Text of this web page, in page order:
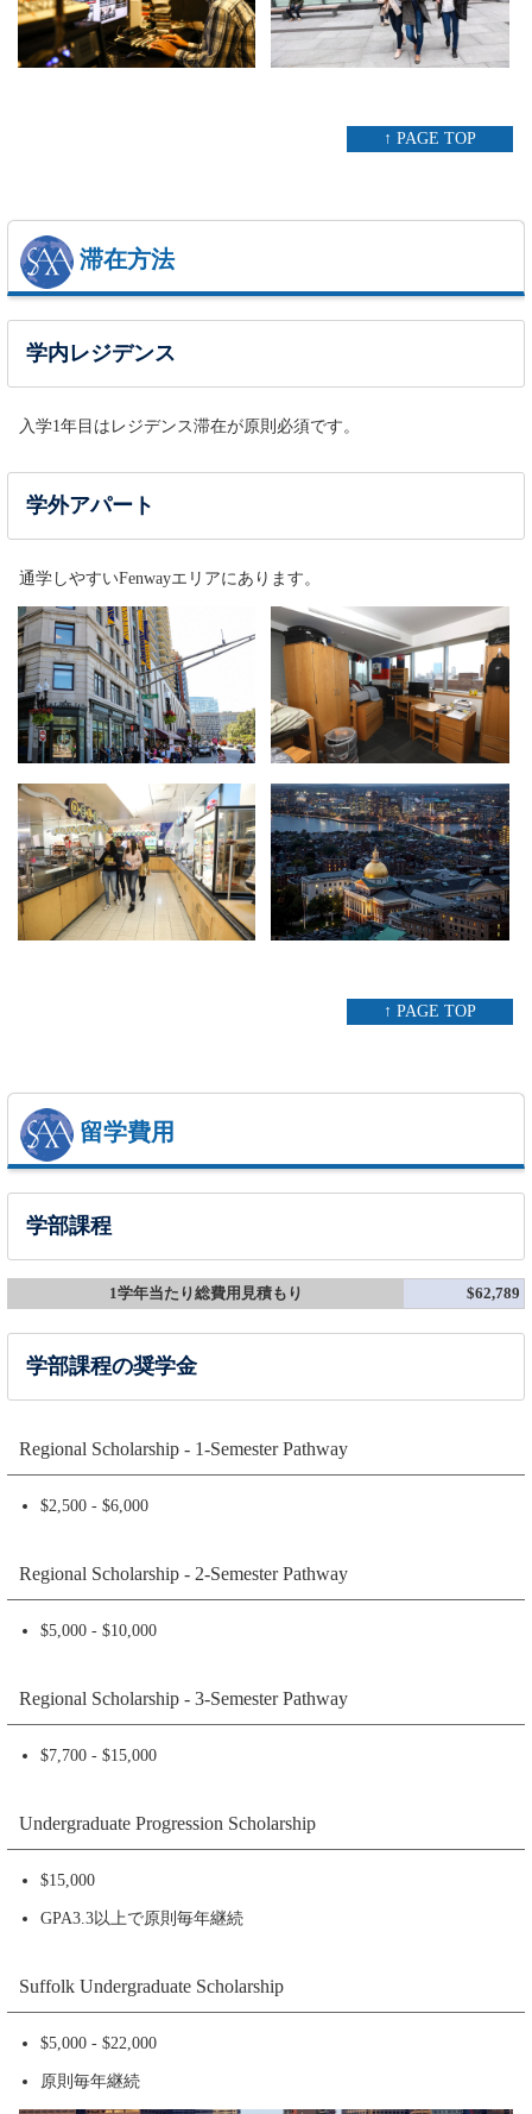
↑ PAGE TOP
滞在方法
学内レジデンス
入学1年目はレジデンス滞在が原則必須です。
学外アパート
通学しやすいFenwayエリアにあります。
↑ PAGE TOP
留学費用
学部課程
1学年当たり総費用見積もり $62,789
学部課程の奨学金
Regional Scholarship - 1-Semester Pathway
$2,500 - $6,000
Regional Scholarship - 2-Semester Pathway
$5,000 - $10,000
Regional Scholarship - 3-Semester Pathway
$7,700 - $15,000
Undergraduate Progression Scholarship
$15,000
GPA3.3以上で原則毎年継続
Suffolk Undergraduate Scholarship
$5,000 - $22,000
原則毎年継続